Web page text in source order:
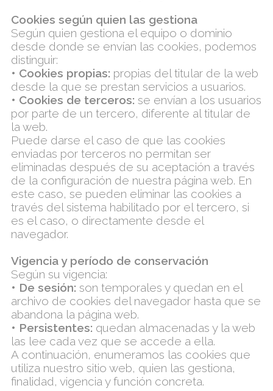
Cookies según quien las gestiona
Según quien gestiona el equipo o dominio
desde donde se envían las cookies, podemos
distinguir:
• Cookies propias: propias del titular de la web
desde la que se prestan servicios a usuarios.
• Cookies de terceros: se envían a los usuarios
por parte de un tercero, diferente al titular de
la web.
Puede darse el caso de que las cookies
enviadas por terceros no permitan ser
eliminadas después de su aceptación a través
de la configuración de nuestra página web. En
este caso, se pueden eliminar las cookies a
través del sistema habilitado por el tercero, si
es el caso, o directamente desde el
navegador.
Vigencia y período de conservación
Según su vigencia:
• De sesión: son temporales y quedan en el
archivo de cookies del navegador hasta que se
abandona la página web.
• Persistentes: quedan almacenadas y la web
las lee cada vez que se accede a ella.
A continuación, enumeramos las cookies que
utiliza nuestro sitio web, quien las gestiona,
finalidad, vigencia y función concreta.